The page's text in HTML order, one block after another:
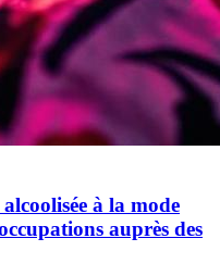
à la mode
auprès des